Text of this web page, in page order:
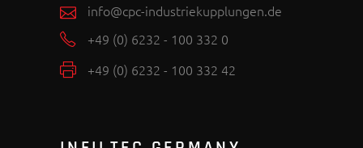
info@cpc-industriekupplungen.de
+49 (0) 6232 - 100 332 0
+49 (0) 6232 - 100 332 42